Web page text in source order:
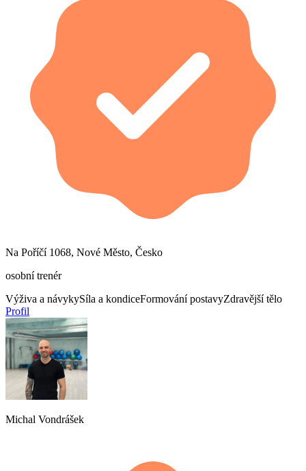
Na Poříčí 1068, Nové Město, Česko
osobní trenér
Výživa a návykySíla a kondiceFormování postavyZdravější tělo
Profil
Michal Vondrášek